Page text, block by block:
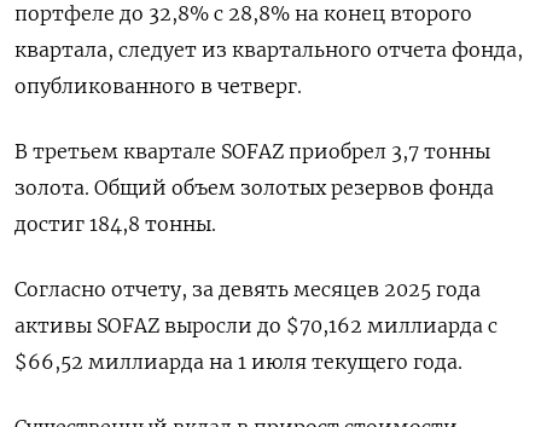
портфеле до 32,8% c 28,8% на конец второго
квартала, следует из квартального отчета фонда,
опубликованного в четверг.
В третьем квартале SOFAZ приобрел 3,7 тонны
золота. Общий объем золотых резервов фонда
достиг 184,8 тонны.
Согласно отчету, за девять месяцев 2025 года
активы SOFAZ выросли до $70,162 миллиарда с
$66,52 миллиарда на 1 июля текущего года.